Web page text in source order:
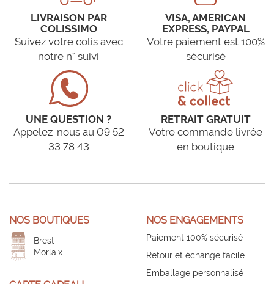
LIVRAISON PAR
COLISSIMO
Suivez votre colis avec
notre n° suivi
VISA, AMERICAN
EXPRESS, PAYPAL
Votre paiement est 100%
sécurisé
UNE QUESTION ?
Appelez-nous au 09 52
33 78 43
RETRAIT GRATUIT
Votre commande livrée
en boutique
NOS BOUTIQUES
Brest
Morlaix
NOS ENGAGEMENTS
Paiement 100% sécurisé
Retour et échange facile
Emballage personnalisé